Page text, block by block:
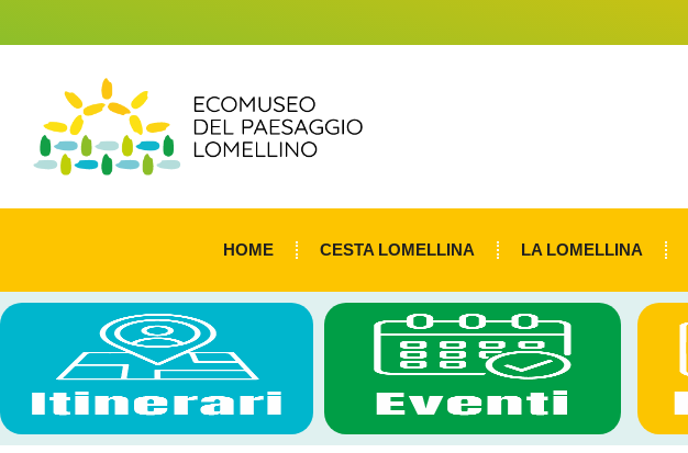
HOME CESTA LOMELLINA LA LOMELLINA